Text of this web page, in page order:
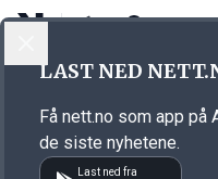
Annonsørinnhold
LAST NED
Få nett.no som app
de siste nyhetene.
Last ned fra